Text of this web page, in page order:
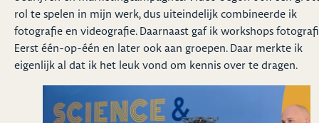
rol te spelen in mijn werk, dus uiteindelijk combineerde ik
fotografie en videografie. Daarnaast gaf ik workshops
Eerst één-op-één en later ook aan groepen. Daar merkte ik
eigenlijk al dat ik het leuk vond om kennis over te dragen.